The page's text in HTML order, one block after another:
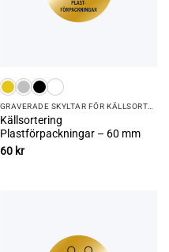
Källsortering
Plastförpackningar – 60 mm
60 kr